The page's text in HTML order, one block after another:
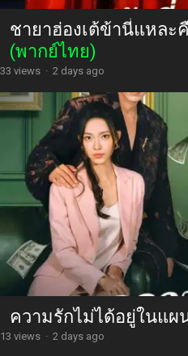
ชายาฮ่องเต้ข้านี่แหละ
(พากย์ไทย)
33 views · 2 days ago
ความรักไม่ได้อยู่ในแผ
13 views · 2 days ago